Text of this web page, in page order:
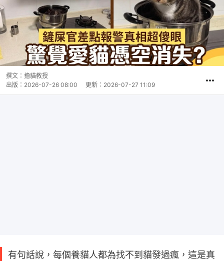
撰文： 擼貓教授
出版： 2026-07-26 08:00 更新： 2026-07-27 11:09
有句話說，每個養貓人都為找不到貓發過瘋，這是真